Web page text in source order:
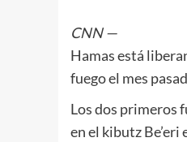
CNN—
Hamas está
fuego el mes
Los dos primeros
en el kibutz Be’eri